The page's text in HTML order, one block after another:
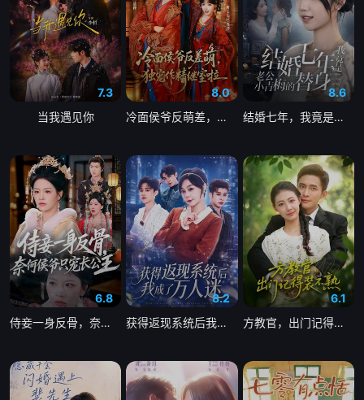
7.3
当我遇见你
8.0
冷面侯爷反萌差，独宠作精继室啦
8.6
结婚七年，我竟是老公小青梅的替身
6.8
侍妾一身反骨，奈何侯爷只宠长公主
8.2
获得返现系统后我成了万人迷
6.1
方教官，出门记得装不熟